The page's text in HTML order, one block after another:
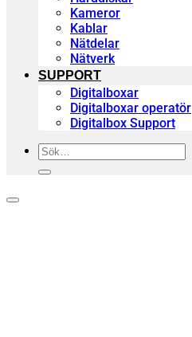
Kameror
Kablar
Nätdelar
Nätverk
SUPPORT
Digitalboxar
Digitalboxar operatör
Digitalbox Support
Sök
efter: